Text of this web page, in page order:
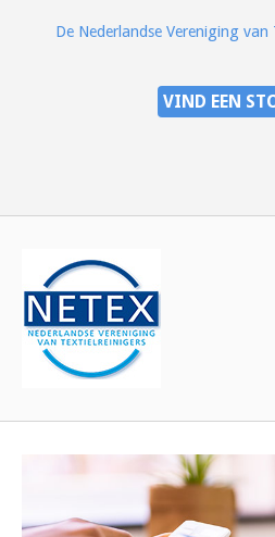
De Nederlandse Vereniging van
VIND EEN